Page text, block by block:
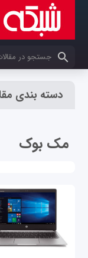
کلمات کلیدی خود
دسته بندی
مک‌ بوک